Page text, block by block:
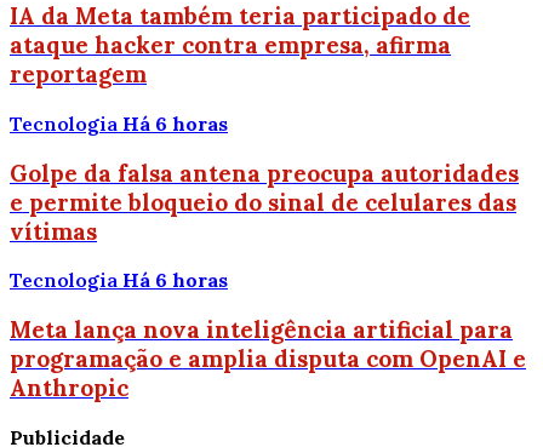
IA da Meta também teria participado de
ataque hacker contra empresa, afirma
reportagem
Tecnologia Há 6 horas
Golpe da falsa antena preocupa autoridades
e permite bloqueio do sinal de celulares das
vítimas
Tecnologia Há 6 horas
Meta lança nova inteligência artificial para
programação e amplia disputa com OpenAI e
Anthropic
Publicidade